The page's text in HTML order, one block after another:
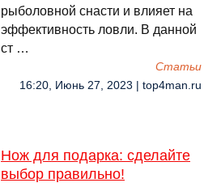
рыболовной снасти и влияет на
эффективность ловли. В данной
ст …
Cтатьи
16:20, Июнь 27, 2023 | top4man.ru
Нож для подарка: сделайте
выбор правильно!